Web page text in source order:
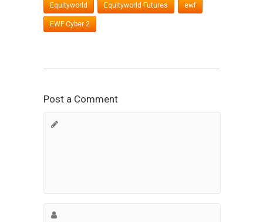
Equityworld Equityworld Futures ewf
EWF Cyber 2
Post a Comment